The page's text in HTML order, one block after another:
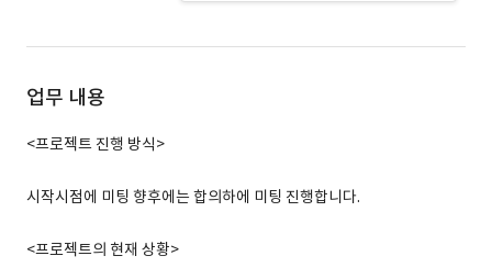
업무 내용
<프로젝트 진행 방식>
시작시점에 미팅 향후에는 합의하에 미팅 진행합니다.
<프로젝트의 현재 상황>